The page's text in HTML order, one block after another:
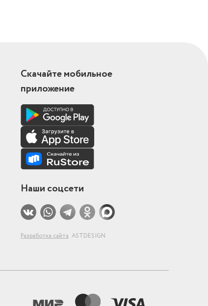
Скачайте мобильное
приложение
Наши соцсети
Разработка сайта ASTDESIGN